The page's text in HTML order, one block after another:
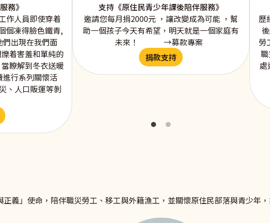
務》
作人員即使穿着
個凍得臉色鐵青,
們出現在我們面
着害羞和單純的
瞭解到冬衣送暖
行系列關懷活
、人口販運等剝
支持《原住民青少年課後陪伴服務》
邀請您每月捐2000元 ，讓改變成為可能 ，幫
助一個孩子今天有希望，明天就是一個家庭有
捐款支持
歷
勞
處
義」使命，陪伴職災勞工、移工與外籍漁工，並關懷原住民部落與青少年